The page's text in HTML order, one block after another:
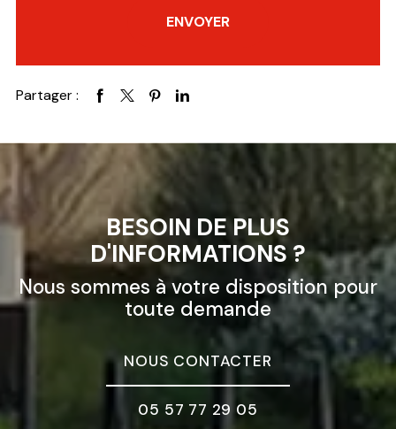
Partager :
BESOIN DE PLUS
D'INFORMATIONS ?
Nous sommes à votre disposition pour
toute demande
NOUS CONTACTER
05 57 77 29 05